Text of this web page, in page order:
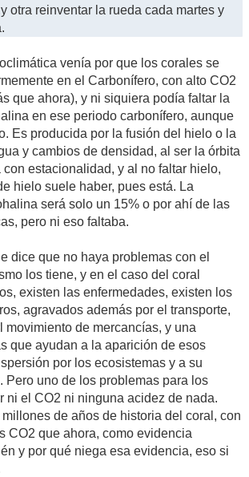
otra reinventar la rueda cada martes y
venía por que los corales se
en el Carbonífero, con alto CO2
que ahora), y ni siquiera podía faltar la
en ese periodo carbonífero, aunque
Es producida por la fusión del hielo o la
y cambios de densidad, al ser la órbita
estacionalidad, y al no faltar hielo,
hielo suele haber, pues está. La
será solo un 15% o por ahí de las
pero ni eso faltaba.
dice que no haya problemas con el
los tiene, y en el caso del coral
existen las enfermedades, existen los
agravados además por el transporte,
movimiento de mercancías, y una
que ayudan a la aparición de esos
por los ecosistemas y a su
Pero uno de los problemas para los
ni el CO2 ni ninguna acidez de nada.
de años de historia del coral, con
CO2 que ahora, como evidencia
y por qué niega esa evidencia, eso si